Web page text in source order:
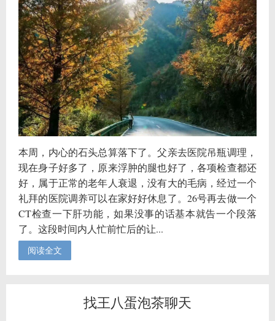
本周，内心的石头总算落下了。父亲去医院吊瓶调理，
现在身子好多了，原来浮肿的腿也好了，各项检查都还
好，属于正常的老年人衰退，没有大的毛病，经过一个
礼拜的医院调养可以在家好好休息了。26号再去做一个
CT检查一下肝功能，如果没事的话基本就告一个段落
了。这段时间内人忙前忙后的让...
阅读全文
找王八蛋泡茶聊天